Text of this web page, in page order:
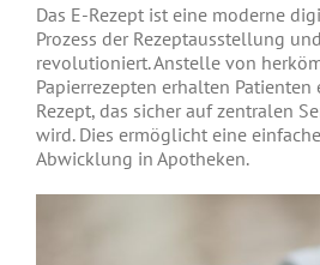
Das E-Rezept ist eine moderne
Prozess der Rezeptausstellung
revolutioniert. Anstelle von
Papierrezepten erhalten
Rezept, das sicher auf zentralen
wird. Dies ermöglicht eine
Abwicklung in Apotheken.